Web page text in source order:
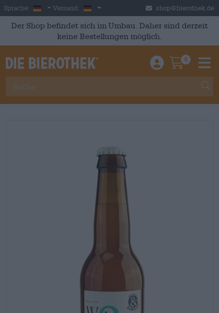
Skip to main content
Sprache: German
Versand: Deutschland shop@bierothek.de
Der Shop befindet sich im Umbau. Daher sind derzeit
keine Bestellungen möglich.
Einloggen /
0